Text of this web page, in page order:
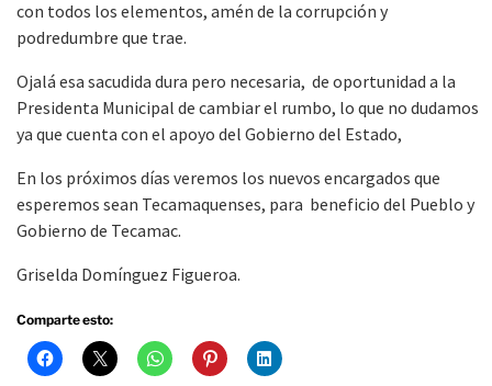
con todos los elementos, amén de la corrupción y
podredumbre que trae.
Ojalá esa sacudida dura pero necesaria, de oportunidad a la
Presidenta Municipal de cambiar el rumbo, lo que no dudamos
ya que cuenta con el apoyo del Gobierno del Estado,
En los próximos días veremos los nuevos encargados que
esperemos sean Tecamaquenses, para beneficio del Pueblo y
Gobierno de Tecamac.
Griselda Domínguez Figueroa.
Comparte esto: